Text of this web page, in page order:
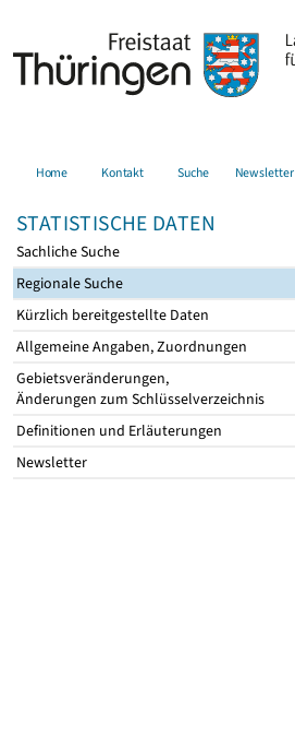
Home Kontakt Suche Newsletter
STATISTISCHE DATEN
Sachliche Suche
Regionale Suche
Kürzlich bereitgestellte Daten
Allgemeine Angaben, Zuordnungen
Gebietsveränderungen,
Änderungen zum Schlüsselverzeichnis
Definitionen und Erläuterungen
Newsletter